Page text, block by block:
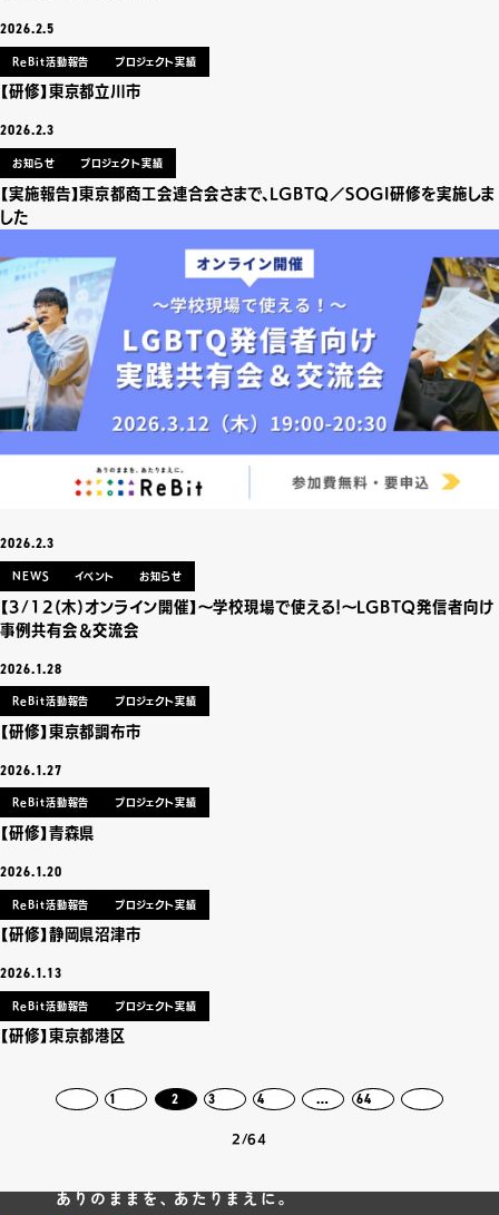
2026.2.5
ReBit活動報告 プロジェクト実績
【研修】東京都立川市
2026.2.3
お知らせ プロジェクト実績
【実施報告】東京都商工会連合会さまで、LGBTQ／SOGI研修を実施しま
した
2026.2.3
NEWS イベント お知らせ
【3/12(木)オンライン開催】～学校現場で使える！～LGBTQ発信者向け
事例共有会＆交流会
2026.1.28
ReBit活動報告 プロジェクト実績
【研修】東京都調布市
2026.1.27
ReBit活動報告 プロジェクト実績
【研修】青森県
2026.1.20
ReBit活動報告 プロジェクト実績
【研修】静岡県沼津市
2026.1.13
ReBit活動報告 プロジェクト実績
【研修】東京都港区
前へ 1 2 3 4 … 64 次へ
2/64